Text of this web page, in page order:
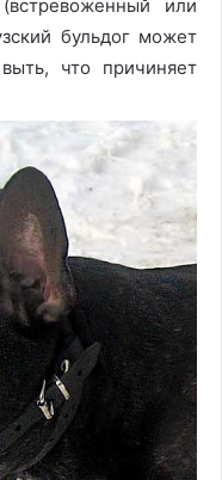
или
бульдог может
что причиняет